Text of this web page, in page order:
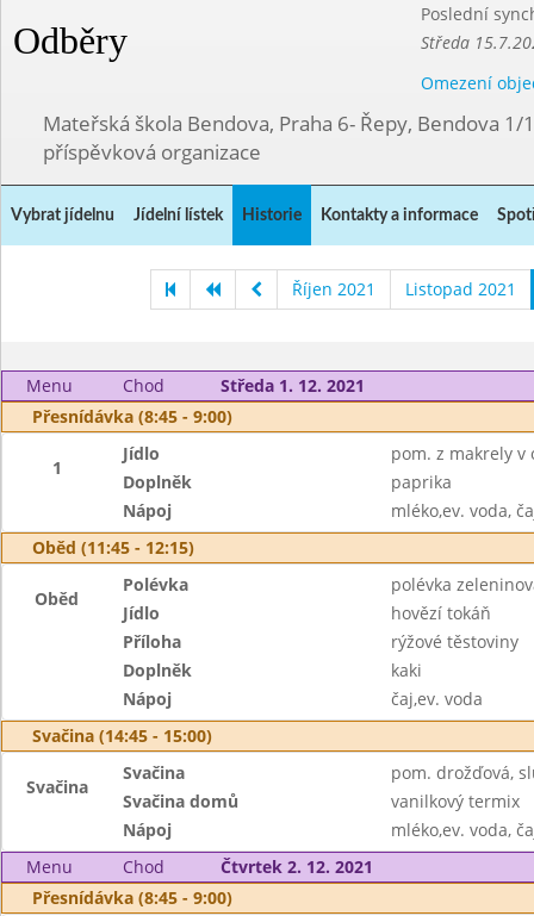
Odběry
Poslední
Středa
Omezení
Mateřská škola Bendova, Praha 6- Řepy, Bendova 1/
příspěvková organizace
Vybrat jídelnu Jídelní lístek Historie Kontakty a informace
Říjen 2021 Listopad 2021
Menu Chod
Středa 1. 12. 2021
Přesnídávka (8:45 - 9:00)
1
Jídlo
pom. z makrely v
Doplněk
paprika
Nápoj
mléko,ev. voda,
Oběd (11:45 - 12:15)
Oběd
Polévka
polévka
Jídlo
hovězí tokáň
Příloha
rýžové těstoviny
Doplněk
kaki
Nápoj
čaj,ev. voda
Svačina (14:45 - 15:00)
Svačina
Svačina
pom. drožďová,
Svačina domů
vanilkový termix
Nápoj
mléko,ev. voda,
Menu
Chod
Čtvrtek 2. 12. 2021
Přesnídávka (8:45 - 9:00)